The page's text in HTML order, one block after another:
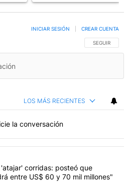
SIGA ESTA
SEGUIR
INICIAR SESIÓN CREAR CUENTA
LOS MÁS RECIENTES
la conversación
con más comentarios en los
el título "Milei, listo para 'atajar'
corridas: posteó que
entre US$ 60 y 70 mil millones"